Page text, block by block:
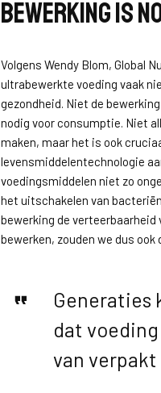
Bewerking is
Volgens Wendy Blom, Global
ultrabewerkte voeding vaak
gezondheid. Niet de
nodig voor consumptie. Niet
maken, maar het is ook
levensmiddelentechnologie
voedingsmiddelen niet zo
het uitschakelen van
bewerking de verteerbaarheid
bewerken, zouden we dus ook
Generaties
dat
van